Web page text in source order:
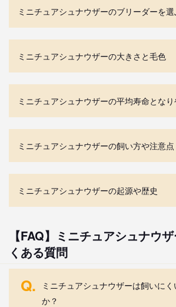
ミニチュアシュナウザーのブリーダーを選
ミニチュアシュナウザーの大きさと毛色
ミニチュアシュナウザーの平均寿命とな
ミニチュアシュナウザーの飼い方や注意点
ミニチュアシュナウザーの起源や歴史
【FAQ】ミニチュアシュナウ
くある質問
Q.
ミニチュアシュナウザーは飼いに
か？